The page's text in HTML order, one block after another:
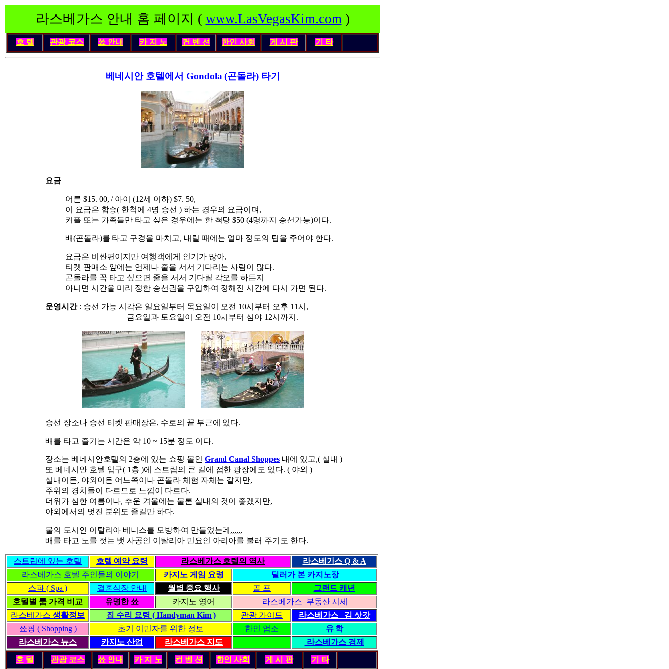
라스베가스 안내 홈 페이지 ( www.LasVegasKim.com)
호 텔 관광 코스 쑈 안내 카 지 노 컨 벤 션 한인 사회 게 시 판 기 타
베네시안 호텔에서 Gondola (곤돌라) 타기
요금
어른 $15. 00, / 아이 (12세 이하) $7. 50,
이 요금은 합승( 한척에 4명 승선 ) 하는 경우의 요금이며,
커플 또는 가족들만 타고 싶은 경우에는 한 척당 $50 (4명까지 승선가능)이다.
배(곤돌라)를 타고 구경을 마치고, 내릴 때에는 얼마 정도의 팁을 주어야 한다.
요금은 비싼편이지만 여행객에게 인기가 많아,
티켓 판매소 앞에는 언제나 줄을 서서 기다리는 사람이 많다.
곤돌라를 꼭 타고 싶으면 줄을 서서 기다릴 각오를 하든지
아니면 시간을 미리 정한 승선권을 구입하여 정해진 시간에 다시 가면 된다.
운영시간: 승선 가능 시각은 일요일부터 목요일이 오전 10시부터 오후 11시,
금요일과 토요일이 오전 10시부터 심야 12시까지.
승선 장소나 승선 티켓 판매장은, 수로의 끝 부근에 있다.
배를 타고 즐기는 시간은 약 10 ~ 15분 정도 이다.
장소는 베네시안호텔의 2층에 있는 쇼핑 몰인 Grand Canal Shoppes 내에 있고,( 실내 )
또 베네시안 호텔 입구( 1층 )에 스트립의 큰 길에 접한 광장에도 있다. ( 야외 )
실내이든, 야외이든 어느쪽이나 곤돌라 체험 자체는 같지만,
주위의 경치들이 다르므로 느낌이 다르다.
더위가 심한 여름이나, 추운 겨울에는 물론 실내의 것이 좋겠지만,
야외에서의 멋진 분위도 즐길만 하다.
물의 도시인 이탈리아 베니스를 모방하여 만들었는데,,,,,,
배를 타고 노를 젓는 뱃 사공인 이탈리아 민요인 아리아를 불러 주기도 한다.
스트립에 있는 호텔 호텔 예약 요령 라스베가스 호텔의 역사
라스베가스 Q & A
라스베가스 호텔 주인들의 이야기
카지노 게임 요령
딜러가 본 카지노장
스파 ( Spa )
결혼식장 안내 월별 중요 행사 골 프
그랜드 캐년
호텔별 룸 가격 비교
유명한 쑈 카지노 영어
라스베가스 부동산 시세
라스베가스 생활정보 집 수리 요령 ( Handyman Kim ) 관광 가이드
라스베가스 김 삿갓
쑈핑 ( Shopping )
초기 이민자를 위한 정보 한인 업소
유 학
라스베가스 뉴스
카지노 산업 라스베가스 지도 라스베가스 경제
호 텔 관광 코스 쑈 안내 카 지 노 컨 벤 션 한인 사회 게 시 판 기 타